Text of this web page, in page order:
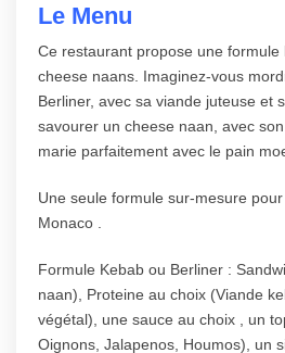
Le Menu
Ce restaurant propose une formule
cheese naans. Imaginez-vous
Berliner, avec sa viande juteuse et
savourer un cheese naan, avec
marie parfaitement avec le pain
Une seule formule sur-mesure
Monaco .
Formule Kebab ou Berliner :
naan), Proteine au choix (Viande
végétal), une sauce au choix , un
Oignons, Jalapenos, Houmos), un